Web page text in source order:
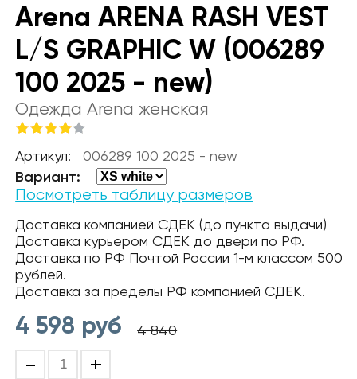
Arena ARENA RASH VEST
L/S GRAPHIC W (006289
100 2025 - new)
Одежда Arena женская
Артикул: 006289 100 2025 - new
Вариант:
Посмотреть таблицу размеров
Доставка компанией СДЕК (до пункта выдачи)
Доставка курьером СДЕК до двери по РФ.
Доставка по РФ Почтой России 1-м классом 500
рублей.
Доставка за пределы РФ компанией СДЕК.
4 598 руб 4 840
- +